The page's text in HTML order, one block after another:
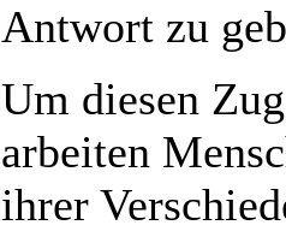
Antwort zu
Um diesen
arbeiten
ihrer